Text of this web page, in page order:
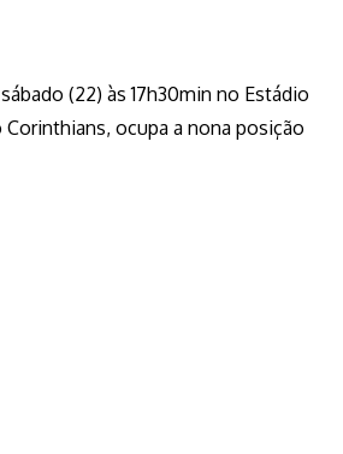
(22) às 17h30min no Estádio
ocupa a nona posição